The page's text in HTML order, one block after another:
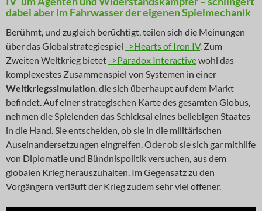
dabei aber im Fahrwasser der eigenen Spielmechanik
Berühmt, und zugleich berüchtigt, teilen sich die Meinungen
über das Globalstrategiespiel ->Hearts of Iron IV. Zum
Zweiten Weltkrieg bietet->Paradox Interactivewohl das
komplexestes Zusammenspiel von Systemen in einer
Weltkriegssimulation, die sich überhaupt auf dem Markt
befindet. Auf einer strategischen Karte des gesamten Globus,
nehmen die Spielenden das Schicksal eines beliebigen Staates
in die Hand. Sie entscheiden, ob sie in die militärischen
Auseinandersetzungen eingreifen. Oder ob sie sich gar mithilfe
von Diplomatie und Bündnispolitik versuchen, aus dem
globalen Krieg herauszuhalten. Im Gegensatz zu den
Vorgängern verläuft der Krieg zudem sehr viel offener.